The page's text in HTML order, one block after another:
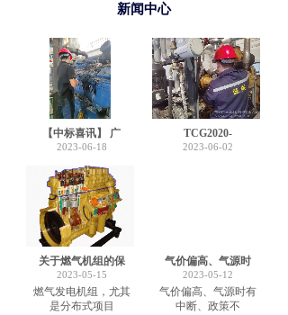
新闻中心
【中标喜讯】 广
2023-06-18
TCG2020-
2023-06-02
关于燃气机组的保
2023-05-15
燃气发电机组，尤其
是分布式项目
气价偏高、气源时
2023-05-12
气价偏高、气源时有
中断、政策不